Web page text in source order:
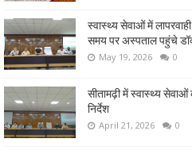
स्वास्थ्य सेवाओं में
समय पर अस्पताल पहुंचे
May 19, 2026 0
सीतामढ़ी में स्वास्थ्य
निर्देश
April 21, 2026 0